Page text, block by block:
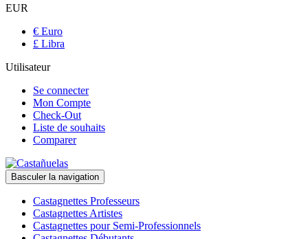
EUR
€ Euro
£ Libra
Utilisateur
Se connecter
Mon Compte
Check-Out
Liste de souhaits
Comparer
Basculer la navigation
Castagnettes Professeurs
Castagnettes Artistes
Castagnettes pour Semi-Professionnels